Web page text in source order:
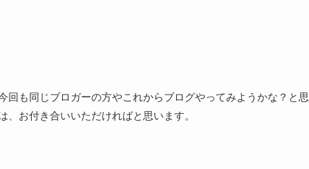
回も同じブロガーの方やこれからブログやってみようかな？と思
お付き合いいただければと思います。